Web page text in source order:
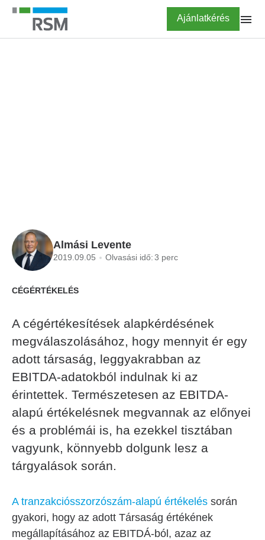
Ugrás
tartalomra
Highlighted
Ajánlatkérés
Almási Levente
2019.09.05 Olvasási idő:3 perc
CÉGÉRTÉKELÉS
A cégértékesítések alapkérdésének
megválaszolásához, hogy mennyit ér egy
adott társaság, leggyakrabban az
EBITDA-adatokból indulnak ki az
érintettek. Természetesen az EBITDA-
alapú értékelésnek megvannak az előnyei
és a problémái is, ha ezekkel tisztában
vagyunk, könnyebb dolgunk lesz a
tárgyalások során.
A tranzakciósszorzószám-alapú értékelés során
gyakori, hogy az adott Társaság értékének
megállapításához az EBITDÁ-ból, azaz az